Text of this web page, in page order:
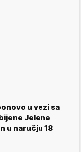
u vezi sa
Jelene
u naručju 18